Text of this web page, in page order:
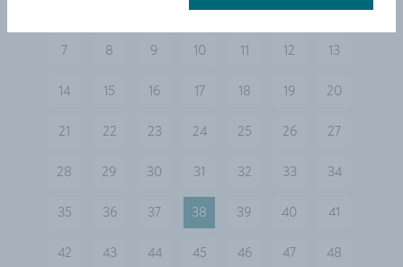
3 4 5 6
7 8 9 10 11 12 13
14 15 16 17 18 19 20
21 22 23 24 25 26 27
28 29 30 31 32 33 34
35 36 37 38 39 40 41
42 43 44 45 46 47 48